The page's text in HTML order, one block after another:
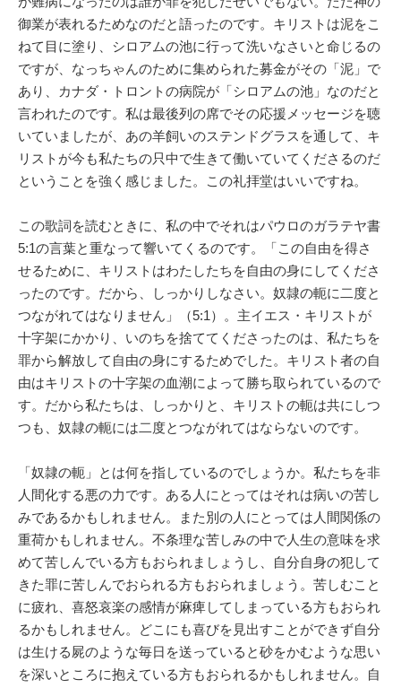
御業が表れるためなのだと語ったのです。キリストは泥をこ
ねて目に塗り、シロアムの池に行って洗いなさいと命じるの
ですが、なっちゃんのために集められた募金がその「泥」で
あり、カナダ・トロントの病院が「シロアムの池」なのだと
言われたのです。私は最後列の席でその応援メッセージを聴
いていましたが、あの羊飼いのステンドグラスを通して、キ
リストが今も私たちの只中で生きて働いていてくださるのだ
ということを強く感じました。この礼拝堂はいいですね。
この歌詞を読むときに、私の中でそれはパウロのガラテヤ書
5:1の言葉と重なって響いてくるのです。「この自由を得さ
せるために、キリストはわたしたちを自由の身にしてくださ
ったのです。だから、しっかりしなさい。奴隷の軛に二度と
つながれてはなりません」（5:1）。主イエス・キリストが
十字架にかかり、いのちを捨ててくださったのは、私たちを
罪から解放して自由の身にするためでした。キリスト者の自
由はキリストの十字架の血潮によって勝ち取られているので
す。だから私たちは、しっかりと、キリストの軛は共にしつ
つも、奴隷の軛には二度とつながれてはならないのです。
「奴隷の軛」とは何を指しているのでしょうか。私たちを非
人間化する悪の力です。ある人にとってはそれは病いの苦し
みであるかもしれません。また別の人にとっては人間関係の
重荷かもしれません。不条理な苦しみの中で人生の意味を求
めて苦しんでいる方もおられましょうし、自分自身の犯して
きた罪に苦しんでおられる方もおられましょう。苦しむこと
に疲れ、喜怒哀楽の感情が麻痺してしまっている方もおられ
るかもしれません。どこにも喜びを見出すことができず自分
は生ける屍のような毎日を送っていると砂をかむような思い
を深いところに抱えている方もおられるかもしれません。自